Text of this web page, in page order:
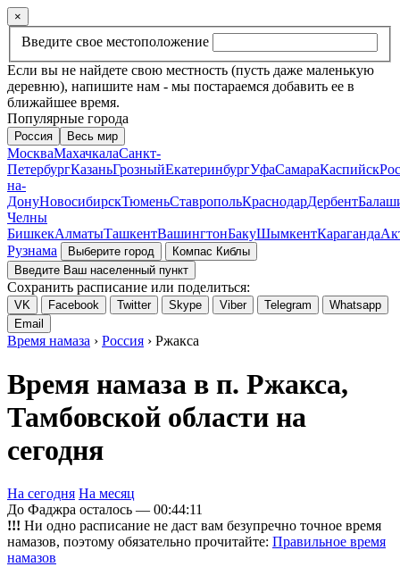
×
Введите свое местоположение
Если вы не найдете свою местность (пусть даже маленькую
деревню), напишите нам - мы постараемся добавить ее в
ближайшее время.
Популярные города
Россия Весь мир
МоскваМахачкалаСанкт-
ПетербургКазаньГрозныйЕкатеринбургУфаСамараКаспийск
на-
ДонуНовосибирскТюменьСтавропольКраснодарДербент
Челны
БишкекАлматыТашкентВашингтонБакуШымкентКараганда
Рузнама
Выберите город
Компас Киблы
Введите Ваш населенный пункт
Сохранить расписание или поделиться:
VK Facebook Twitter Skype Viber Telegram
Whatsapp
Email
Время намаза › Россия › Ржакса
Время намаза в п. Ржакса,
Тамбовской области на
сегодня
На сегодня На месяц
До Фаджра осталось — 00:44:11
!!! Ни одно расписание не даст вам безупречно точное время
намазов, поэтому обязательно прочитайте: Правильное время
намазов